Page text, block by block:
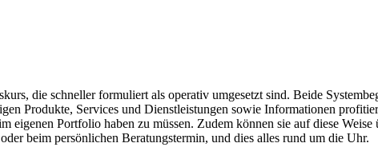
die schneller formuliert als operativ umgesetzt sind. Beide
Produkte, Services und Dienstleistungen sowie Informationen
eigenen Portfolio haben zu müssen. Zudem können sie auf diese
beim persönlichen Beratungstermin, und dies alles rund um die Uhr.